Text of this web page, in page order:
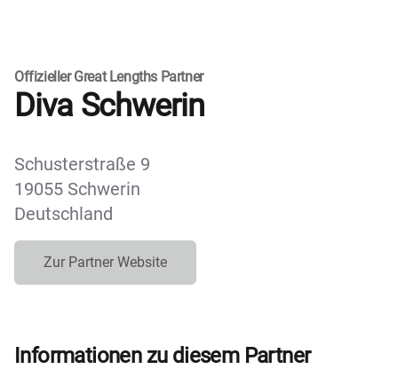
Offizieller Great Lengths Partner
Diva Schwerin
Schusterstraße 9
19055 Schwerin
Deutschland
Zur Partner Website
Informationen zu diesem Partner